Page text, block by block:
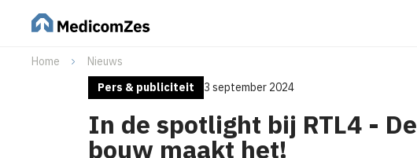
Home
Nieuws
Pers & publiciteit
3 september 2024
In de spotlight bij RTL4 - De
bouw maakt het!